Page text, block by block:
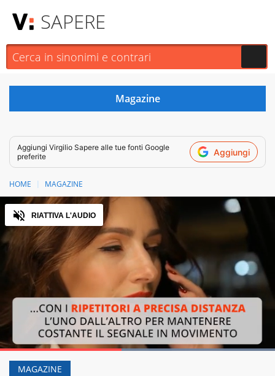
SAPERE
Aggiungi Virgilio Sapere alle tue fonti Google
preferite
Aggiungi
HOME MAGAZINE
PauseUnmute
Loaded:100.00%
Audio
RIATTIVA L'AUDIO
MAGAZINE